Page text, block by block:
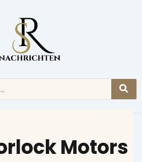
Motors